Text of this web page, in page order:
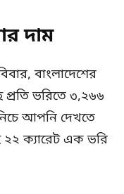
দাম
বাংলাদেশের
প্রতি ভরিতে ৩,২৬৬
আপনি দেখতে
২২ ক্যারেট এক ভরি